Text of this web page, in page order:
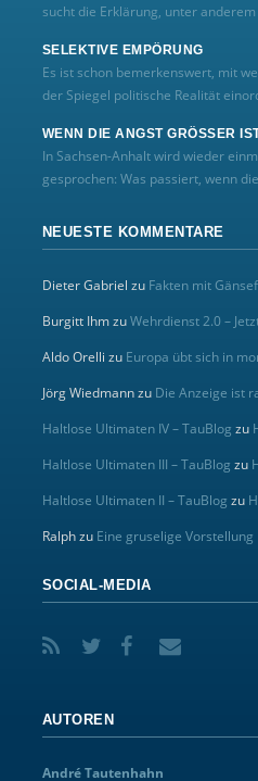
sucht die Erklärung, unter
SELEKTIVE EMPÖRUNG
Es ist schon bemerkenswert, mit
der Spiegel politische Realität
WENN DIE ANGST GRÖSSER
In Sachsen-Anhalt wird wieder
gesprochen: Was passiert, wenn
NEUESTE KOMMENTARE
Dieter Gabriel zu Fakten mit
Burgitt IhmzuWehrdienst 2.0 –
Aldo Orelli zu Europa übt sich in
Jörg Wiedmannzu Die Anzeige ist
Haltlose Ultimaten IV – TauBlog zu
Haltlose Ultimaten III – TauBlog zu
Haltlose Ultimaten II – TauBlog zu
Ralphzu Eine gruselige Vorstellung
SOCIAL-MEDIA
AUTOREN
André Tautenhahn